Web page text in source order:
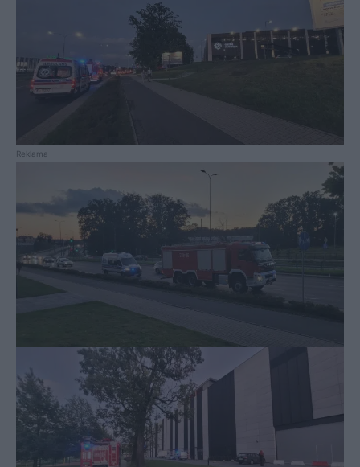
Reklama